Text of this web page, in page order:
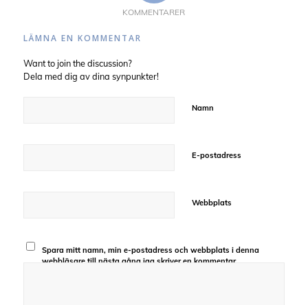
KOMMENTARER
LÄMNA EN KOMMENTAR
Want to join the discussion?
Dela med dig av dina synpunkter!
Namn
E-postadress
Webbplats
Spara mitt namn, min e-postadress och webbplats i denna
webbläsare till nästa gång jag skriver en kommentar.